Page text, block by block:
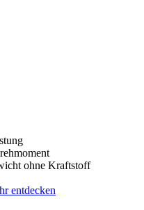
ohne Kraftstoff
entdecken